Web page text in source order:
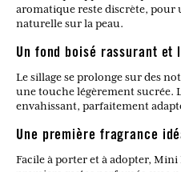
aromatique reste discrète, pour
naturelle sur la peau.
Un fond boisé rassurant et
Le sillage se prolonge sur des
une touche légèrement sucrée.
envahissant, parfaitement
Une première fragrance
Facile à porter et à adopter, Mini